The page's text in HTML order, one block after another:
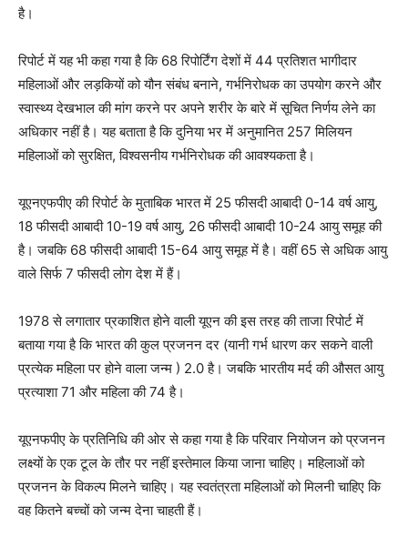
है।
रिपोर्ट में यह भी कहा गया है कि 68 रिपोर्टिंग देशों में 44 प्रतिशत भागीदार
महिलाओं और लड़कियों को यौन संबंध बनाने, गर्भनिरोधक का उपयोग करने और
स्वास्थ्य देखभाल की मांग करने पर अपने शरीर के बारे में सूचित निर्णय लेने का
अधिकार नहीं है। यह बताता है कि दुनिया भर में अनुमानित 257 मिलियन
महिलाओं को सुरक्षित, विश्वसनीय गर्भनिरोधक की आवश्यकता है।
यूएनएफपीए की रिपोर्ट के मुताबिक भारत में 25 फीसदी आबादी 0-14 वर्ष आयु,
18 फीसदी आबादी 10-19 वर्ष आयु, 26 फीसदी आबादी 10-24 आयु समूह की
है। जबकि 68 फीसदी आबादी 15-64 आयु समूह में है। वहीं 65 से अधिक आयु
वाले सिर्फ 7 फीसदी लोग देश में हैं।
1978 से लगातार प्रकाशित होने वाली यूएन की इस तरह की ताजा रिपोर्ट में
बताया गया है कि भारत की कुल प्रजनन दर (यानी गर्भ धारण कर सकने वाली
प्रत्येक महिला पर होने वाला जन्म ) 2.0 है। जबकि भारतीय मर्द की औसत आयु
प्रत्याशा 71 और महिला की 74 है।
यूएनफपीए के प्रतिनिधि की ओर से कहा गया है कि परिवार नियोजन को प्रजनन
लक्ष्यों के एक टूल के तौर पर नहीं इस्तेमाल किया जाना चाहिए। महिलाओं को
प्रजनन के विकल्प मिलने चाहिए। यह स्वतंत्रता महिलाओं को मिलनी चाहिए कि
वह कितने बच्चों को जन्म देना चाहती हैं।